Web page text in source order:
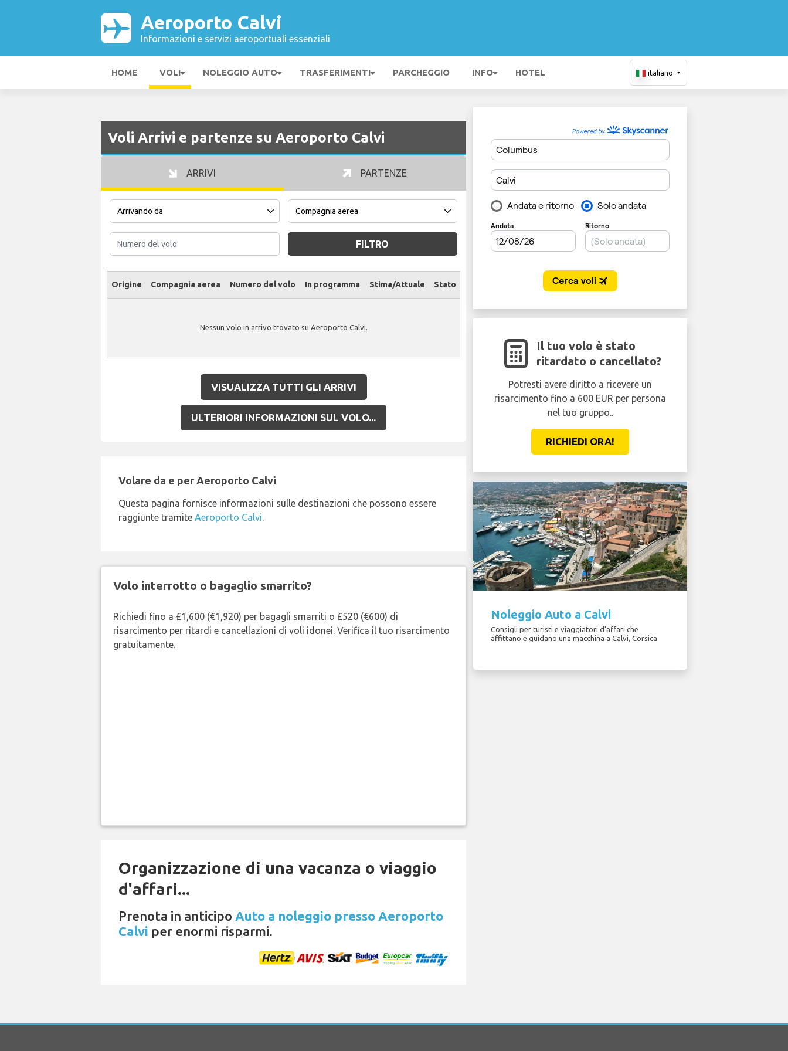
Aeroporto Calvi
Informazioni e servizi aeroportuali essenziali
HOME VOLI NOLEGGIO AUTO TRASFERIMENTI PARCHEGGIO INFO HOTEL italiano
Voli Arrivi e partenze su Aeroporto Calvi
ARRIVI PARTENZE
FILTRO
Origine Compagnia aerea Numero del volo In programma Stima/Attuale Stato
Nessun volo in arrivo trovato su Aeroporto Calvi.
VISUALIZZA TUTTI GLI ARRIVI
ULTERIORI INFORMAZIONI SUL VOLO...
Volare da e per Aeroporto Calvi
Questa pagina fornisce informazioni sulle destinazioni che possono essere
raggiunte tramite Aeroporto Calvi.
Volo interrotto o bagaglio smarrito?
Richiedi fino a £1,600 (€1,920) per bagagli smarriti o £520 (€600) di
risarcimento per ritardi e cancellazioni di voli idonei. Verifica il tuo risarcimento
gratuitamente.
Organizzazione di una vacanza o viaggio
d'affari...
Prenota in anticipo Auto a noleggio presso Aeroporto
Calvi per enormi risparmi.
Il tuo volo è stato
ritardato o cancellato?
Potresti avere diritto a ricevere un
risarcimento fino a 600 EUR per persona
nel tuo gruppo..
RICHIEDI ORA!
Noleggio Auto a Calvi
Consigli per turisti e viaggiatori d'affari che
affittano e guidano una macchina a Calvi, Corsica